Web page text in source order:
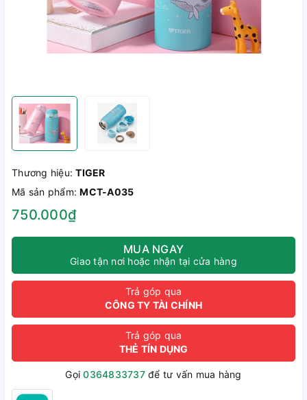
Thương hiệu:TIGER
Mã sản phẩm:MCT-A035
750.000₫
MUA NGAY
Giao tận nơi hoặc nhận tại cửa hàng
Trả góp qua
CÔNG TY TÀI CHÍNH
Trả góp qua
THẺ TÍN DỤNG
Gọi0364833737để tư vấn mua hàng